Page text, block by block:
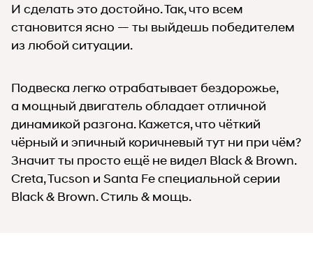
И сделать это достойно. Так, что всем
становится ясно — ты выйдешь победителем
из любой ситуации.
Подвеска легко отрабатывает бездорожье,
а мощный двигатель обладает отличной
динамикой разгона. Кажется, что чёткий
чёрный и эпичный коричневый тут ни при чём?
Значит ты просто ещё не видел Black & Brown.
Creta, Tucson и Santa Fe специальной серии
Black & Brown. Стиль & мощь.